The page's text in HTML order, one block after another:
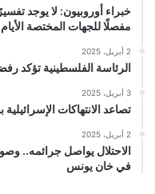
خبراء أوروبيون: لا يوجد
مفصلًا للجهات المختصة الأيام
2 أبريل، 2025
الرئاسة الفلسطينية تؤكد
3 أبريل، 2025
تصاعد الانتهاكات
2 أبريل، 2025
في خان يونس